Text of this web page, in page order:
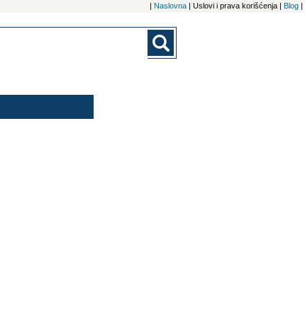
| Naslovna | Uslovi i prava korišćenja | Blog |